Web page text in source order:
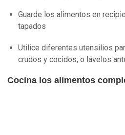
Guarde los alimentos en
tapados
Utilice diferentes utensilios
crudos y cocidos, o lávelos
Cocina los alimentos